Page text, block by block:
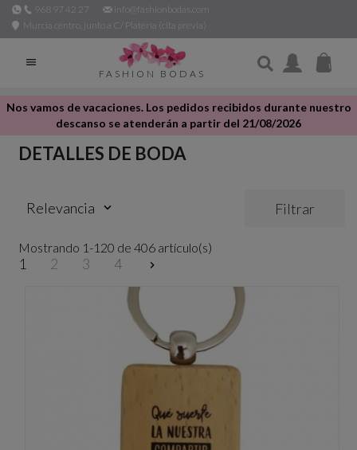
968 97 42 27
info@fashionbodas.com
Murcia centro, junto a C/ Platería (cita previa)

FASHION BODAS
Nos vamos de vacaciones. Los pedidos recibidos durante nuestro
descanso se atenderán a partir del 21/08/2026
DETALLES DE BODA
Relevancia keyboard_arrow_down Filtrar
Mostrando 1-120 de 406 artículo(s)
1 2 3 4 